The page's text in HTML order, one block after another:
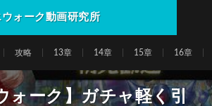
ォーク動画研究所
攻略 13章 14章 15章 16章
ォーク】ガチャ軽く引